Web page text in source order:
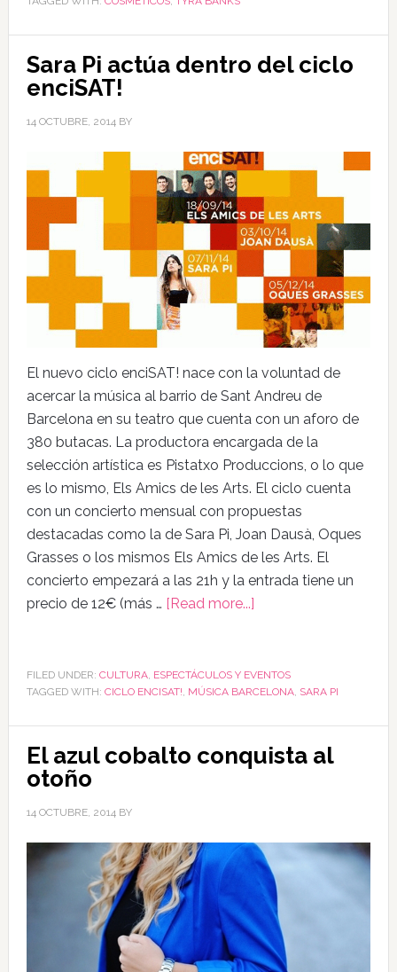
Sara Pi actúa dentro del ciclo
enciSAT!
14 OCTUBRE, 2014 BY
El nuevo ciclo enciSAT! nace con la voluntad de
acercar la música al barrio de Sant Andreu de
Barcelona en su teatro que cuenta con un aforo de
380 butacas. La productora encargada de la
selección artística es Pistatxo Produccions, o lo que
es lo mismo, Els Amics de les Arts. El ciclo cuenta
con un concierto mensual con propuestas
destacadas como la de Sara Pi, Joan Dausà, Oques
Grasses o los mismos Els Amics de les Arts. El
concierto empezará a las 21h y la entrada tiene un
precio de 12€ (más … [Read more...]
FILED UNDER: CULTURA, ESPECTÁCULOS Y EVENTOS
TAGGED WITH: CICLO ENCISAT!, MÚSICA BARCELONA, SARA PI
El azul cobalto conquista al
otoño
14 OCTUBRE, 2014BY